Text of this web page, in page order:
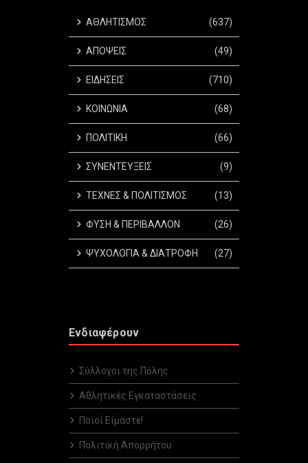
ΑΘΛΗΤΙΣΜΟΣ (637)
ΑΠΟΨΕΙΣ (49)
ΕΙΔΗΣΕΙΣ (710)
ΚΟΙΝΩΝΙΑ (68)
ΠΟΛΙΤΙΚΗ (66)
ΣΥΝΕΝΤΕΥΞΕΙΣ (9)
ΤΕΧΝΕΣ & ΠΟΛΙΤΙΣΜΟΣ (13)
ΦΥΣΗ & ΠΕΡΙΒΑΛΛΟΝ (26)
ΨΥΧΟΛΟΓΙΑ & ΔΙΑΤΡΟΦΗ (27)
Ενδιαφέρουν
Σύλλογοι της Πόλης
Αθλητικές Εγκαταστάσεις
Ποιοί Είμαστε!
Πολιτική Απορρήτου